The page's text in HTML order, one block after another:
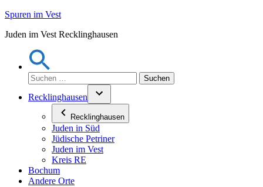
Zum
springen
Spuren im Vest
Juden im Vest Recklinghausen
Suchen
nach:
Recklinghausen
Recklinghausen
Juden in Süd
Jüdische Petriner
Juden im Vest
Kreis RE
Bochum
Andere Orte